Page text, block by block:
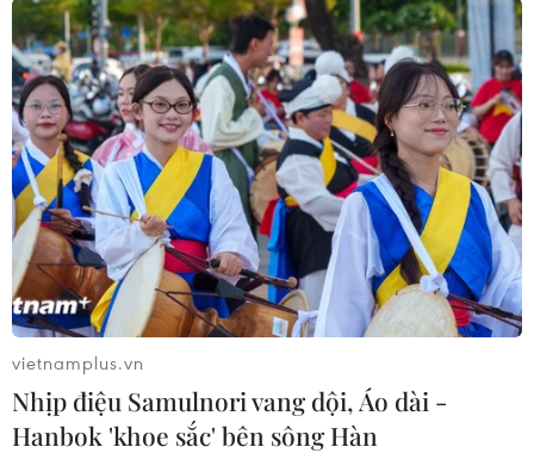
#News Corp
#Rupert Murdoch
#Lượt tải về
Áo
vietnamplus.vn
Nhịp điệu Samulnori vang dội, Áo dài -
Hanbok 'khoe sắc' bên sông Hàn